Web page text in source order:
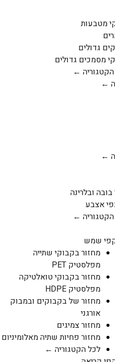
מטבעות
גדולים
מסמכים גדולים
←
←
←
בובה ובלרינה
אצבע
←
שמש
מחזור בקבוקי שתייה
מפלסטיק PET
מחזור בקבוקי טואלטיקה
מפלסטיק HDPE
מחזור של בקבוקים ובמבוק
אורגני
מחזור צמיגים
מחזור פחיות שתיה מאלומיניום
לכל הקטגוריה ←